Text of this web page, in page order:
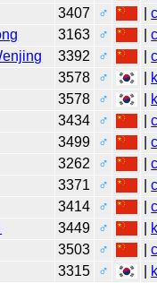
3407 ♂ |
3163 ♂ |
3392 ♂ |
3578 ♂
3578 ♂
3434 ♂ |
3499 ♂ |
3262 ♂ |
3371 ♂ |
3414 ♂ |
3449 ♂
3503 ♂ |
3315 ♂